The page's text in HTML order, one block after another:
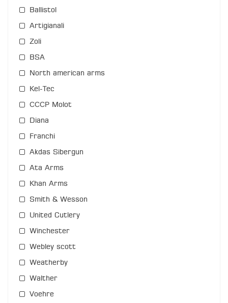
Ballistol
Artigianali
Zoli
BSA
North american arms
Kel-Tec
СССР Molot
Diana
Franchi
Akdas Sibergun
Ata Arms
Khan Arms
Smith & Wesson
United Cutlery
Winchester
Webley scott
Weatherby
Walther
Voehre